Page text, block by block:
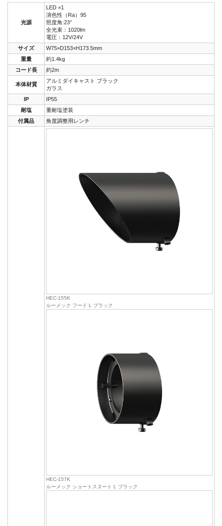
光源
LED ×1
演色性（Ra）95
照度角:23°
全光束：1020lm
電圧：12V/24V
サイズ
W75×D153×H173.5mm
重量
約1.4kg
コード長
約2m
本体材質
アルミダイキャスト ブラック
ガラス
IP
IP55
耐塩
重耐塩塗装
付属品
角度調整用レンチ
HEC-155K
ルーメック フード L ブラック
HEC-157K
ルーメック ショートスヌート L ブラック